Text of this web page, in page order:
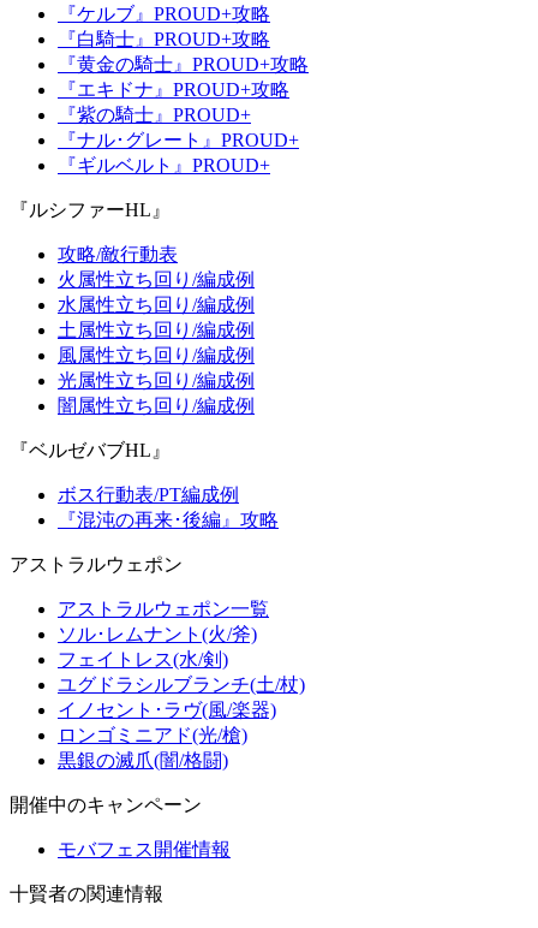
『ケルブ』PROUD+攻略
『白騎士』PROUD+攻略
『黄金の騎士』PROUD+攻略
『エキドナ』PROUD+攻略
『紫の騎士』PROUD+
『ナル･グレート』PROUD+
『ギルベルト』PROUD+
『ルシファーHL』
攻略/敵行動表
火属性立ち回り/編成例
水属性立ち回り/編成例
土属性立ち回り/編成例
風属性立ち回り/編成例
光属性立ち回り/編成例
闇属性立ち回り/編成例
『ベルゼバブHL』
ボス行動表/PT編成例
『混沌の再来･後編』攻略
アストラルウェポン
アストラルウェポン一覧
ソル･レムナント(火/斧)
フェイトレス(水/剣)
ユグドラシルブランチ(土/杖)
イノセント･ラヴ(風/楽器)
ロンゴミニアド(光/槍)
黒銀の滅爪(闇/格闘)
開催中のキャンペーン
モバフェス開催情報
十賢者の関連情報